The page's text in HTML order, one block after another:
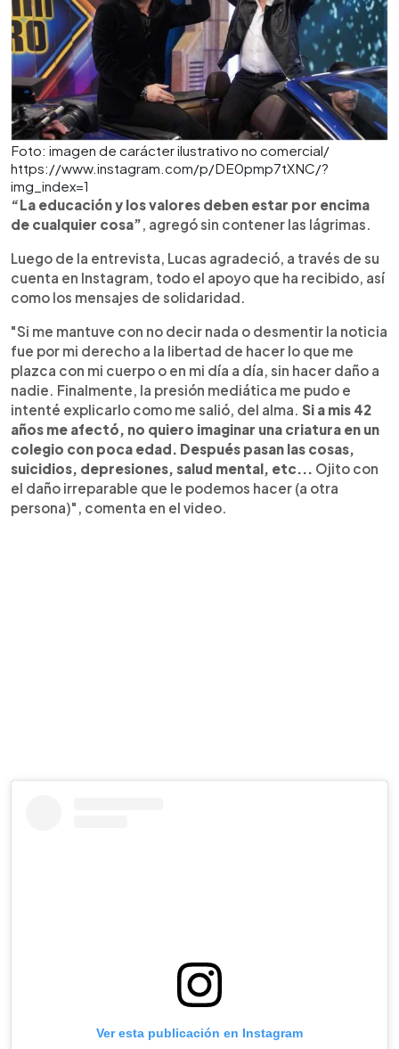
Foto: imagen de carácter ilustrativo no comercial/
https://www.instagram.com/p/DE0pmp7tXNC/?
img_index=1
“La educación y los valores deben estar por encima
de cualquier cosa” , agregó sin contener las lágrimas.
Luego de la entrevista, Lucas agradeció, a través de su
cuenta en Instagram, todo el apoyo que ha recibido, así
como los mensajes de solidaridad.
"Si me mantuve con no decir nada o desmentir la noticia
fue por mi derecho a la libertad de hacer lo que me
plazca con mi cuerpo o en mi día a día, sin hacer daño a
nadie. Finalmente, la presión mediática me pudo e
intenté explicarlo como me salió, del alma. Si a mis 42
años me afectó, no quiero imaginar una criatura en un
colegio con poca edad. Después pasan las cosas,
suicidios, depresiones, salud mental, etc... Ojito con
el daño irreparable que le podemos hacer (a otra
persona)", comenta en el video.
Ver esta publicación en Instagram